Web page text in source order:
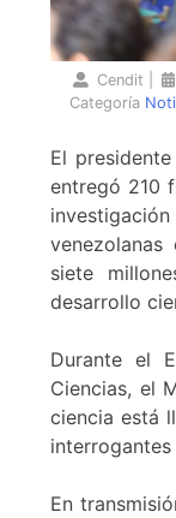
Cendit
Categoría
El
entregó 210
siete
desarrollo
Durante el
Ciencias, el
ciencia está
interrogantes
En